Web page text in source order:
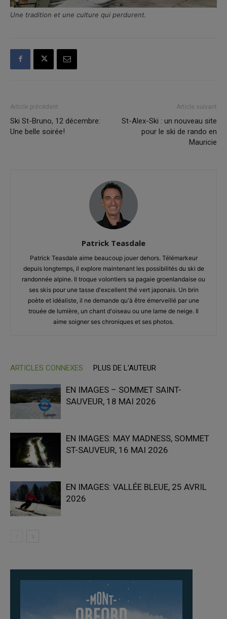
Une tradition et une culture qui perdurent.
Article précédent
Ski St-Bruno, 12 décembre:
Une belle soirée!
Article suivant
St-Alex-Ski : un nouveau site
pour le ski de rando en
Mauricie
Patrick Teasdale
Patrick Teasdale aime beaucoup jouer dehors. Télémarkeur
depuis longtemps, il explore maintenant les possibilités du ski de
randonnée alpine. Il troque volontiers sa pagaie groenlandaise ou
ses skis pour une tasse d'excellent thé vert japonais. Un brin
poète et idéaliste, il ne demande qu'à être émerveillé par une
trouée de lumière, un chant d'oiseau ou une lame de neige. Il
aime soigner ses chroniques et ses photos.
ARTICLES CONNEXES PLUS DE L'AUTEUR
EN IMAGES – SOMMET SAINT-
SAUVEUR, 18 MAI 2026
EN IMAGES: MAY MADNESS, SOMMET
ST-SAUVEUR, 16 MAI 2026
EN IMAGES: VALLÉE BLEUE, 25 AVRIL
2026